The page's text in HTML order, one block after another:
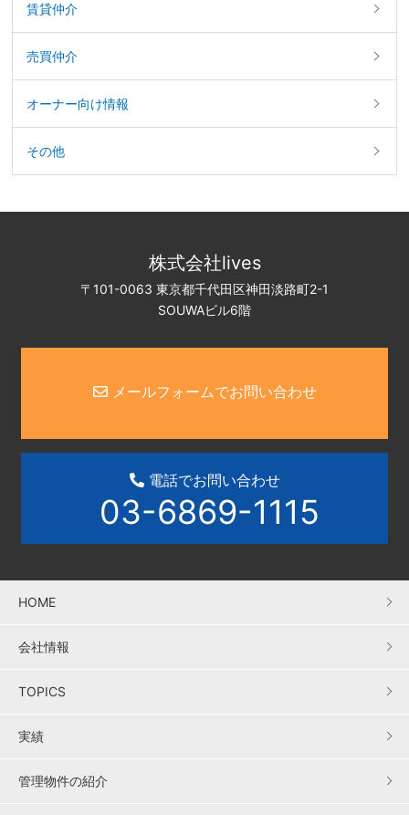
賃貸仲介
売買仲介
オーナー向け情報
その他
株式会社lives
〒101-0063 東京都千代田区神田淡路町2-1
SOUWAビル6階
メールフォームでお問い合わせ
電話でお問い合わせ
03-6869-1115
HOME
会社情報
TOPICS
実績
管理物件の紹介